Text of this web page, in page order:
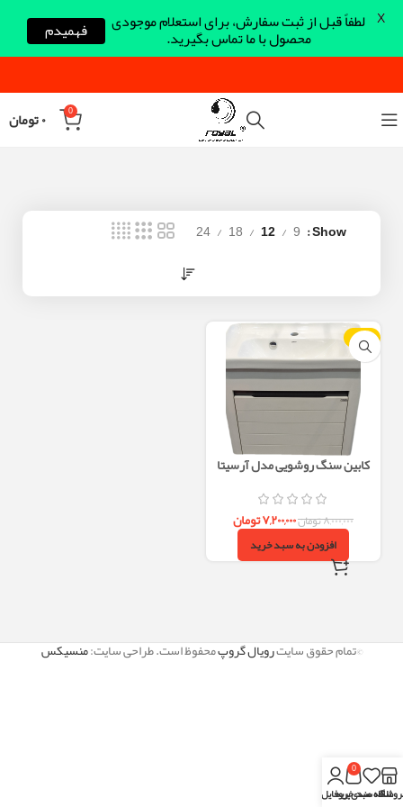
0 ۰تومان
Show
9
12
18
24
-10%
کابین سنگ روشویی مدل آرسیتا
۸,۰۰۰,۰۰۰تومان۷,۲۰۰,۰۰۰تومان
افزودن به سبد خرید
©تمام حقوق سایترویال گروپمحفوظ است. طراحی سایت:منسیکس
لطفاً قبل از ثبت سفارش، برای استعلام موجودی
محصول با ما تماس بگیرید. فهمیدم X
علاقه مندی
0
سبد خریدپروفایل